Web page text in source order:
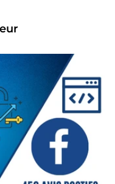
résultats. Là où
mettons en place
améliorer votre image
Notre arrivée
accessibles des
à des structures
nous accompagnons
marques, e-
et projets digitaux
faisons partie
digital, la performance,
l’optimisation
à l’affût des